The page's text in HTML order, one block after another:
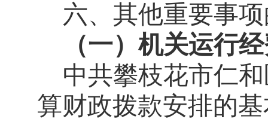
六、其他重要事
（一）机关运行
中共攀枝花市仁
算财政拨款安排的